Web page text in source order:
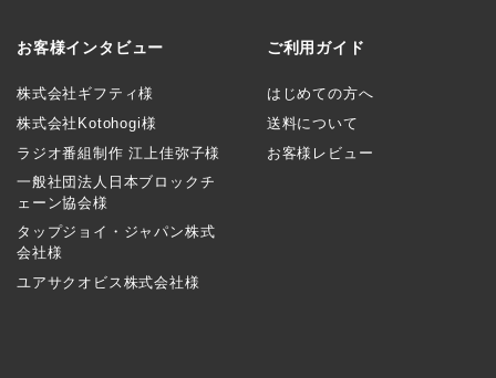
お客様インタビュー
株式会社ギフティ様
株式会社Kotohogi様
ラジオ番組制作 江上佳弥子様
一般社団法人日本ブロックチ
ェーン協会様
タップジョイ・ジャパン株式
会社様
ユアサクオビス株式会社様
ご利用ガイド
はじめての方へ
送料について
お客様レビュー